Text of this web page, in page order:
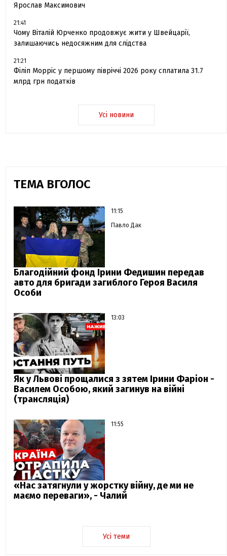
Ярослав Максимович
21:41
Чому Віталій Юрченко продовжує жити у Швейцарії,
залишаючись недосяжним для слідства
21:21
Філіп Морріс у першому півріччі 2026 року сплатила 31.7
млрд грн податків
Усі новини
ТЕМА ВГОЛОС
11:15
Павло Дак
Благодійний фонд Ірини Федишин передав
авто для бригади загиблого Героя Василя
Особи
13:03
Як у Львові прощалися з зятем Ірини Фаріон -
Василем Особою, який загинув на війні
(трансляція)
11:55
«Нас затягнули у жорстку війну, де ми не
маємо переваги», - Чалий
Усі теми